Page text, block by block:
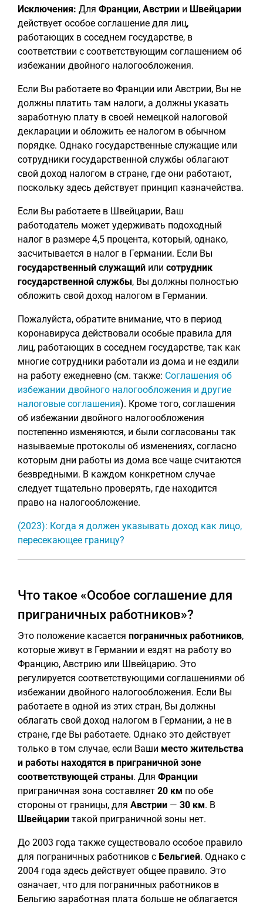
Исключения: Для Франции, Австрии и Швейцарии
действует особое соглашение для лиц,
работающих в соседнем государстве, в
соответствии с соответствующим соглашением об
избежании двойного налогообложения.
Если Вы работаете во Франции или Австрии, Вы не
должны платить там налоги, а должны указать
заработную плату в своей немецкой налоговой
декларации и обложить ее налогом в обычном
порядке. Однако государственные служащие или
сотрудники государственной службы облагают
свой доход налогом в стране, где они работают,
поскольку здесь действует принцип казначейства.
Если Вы работаете в Швейцарии, Ваш
работодатель может удерживать подоходный
налог в размере 4,5 процента, который, однако,
засчитывается в налог в Германии. Если Вы
государственный служащий или сотрудник
государственной службы, Вы должны полностью
обложить свой доход налогом в Германии.
Пожалуйста, обратите внимание, что в период
коронавируса действовали особые правила для
лиц, работающих в соседнем государстве, так как
многие сотрудники работали из дома и не ездили
на работу ежедневно (см. также: Соглашения об
избежании двойного налогообложения и другие
налоговые соглашения). Кроме того, соглашения
об избежании двойного налогообложения
постепенно изменяются, и были согласованы так
называемые протоколы об изменениях, согласно
которым дни работы из дома все чаще считаются
безвредными. В каждом конкретном случае
следует тщательно проверять, где находится
право на налогообложение.
(2023): Когда я должен указывать доход как лицо,
пересекающее границу?
Что такое «Особое соглашение для
приграничных работников»?
Это положение касается пограничных работников,
которые живут в Германии и ездят на работу во
Францию, Австрию или Швейцарию. Это
регулируется соответствующими соглашениями об
избежании двойного налогообложения. Если Вы
работаете в одной из этих стран, Вы должны
облагать свой доход налогом в Германии, а не в
стране, где Вы работаете. Однако это действует
только в том случае, если Ваши место жительства
и работы находятся в приграничной зоне
соответствующей страны. Для Франции
приграничная зона составляет 20 км по обе
стороны от границы, для Австрии — 30 км. В
Швейцарии такой приграничной зоны нет.
До 2003 года также существовало особое правило
для пограничных работников с Бельгией. Однако с
2004 года здесь действует общее правило. Это
означает, что для пограничных работников в
Бельгию заработная плата больше не облагается